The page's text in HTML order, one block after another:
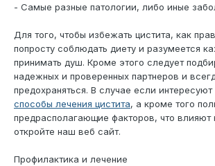
- Самые разные патологии, либо иные
Для того, чтобы избежать цистита, как
попросту соблюдать диету и разумеется
принимать душ. Кроме этого следует
надежных и проверенных партнеров и
предохраняться. В случае если интересуют
способы лечения цистита, а кроме того
предрасполагающие факторов, что влияют
откройте наш веб сайт.
Профилактика и лечение